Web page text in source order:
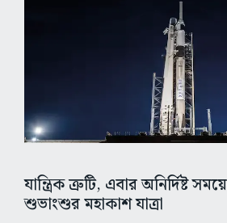
যান্ত্রিক ত্রুটি, এবার অনির্দিষ্ট
শুভাংশুর মহাকাশ যাত্রা